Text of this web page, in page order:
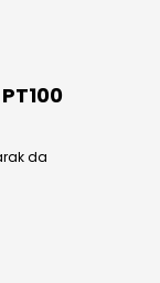
da